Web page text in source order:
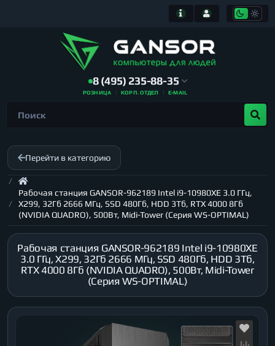
8 (495) 235-88-35
РОЗНИЦА КОРП. ОТДЕЛ E-MAIL
Перейти в категорию
Рабочая станция GANSOR-962189 Intel i9-10980XE 3.0 ГГц,
X299, 32Гб 2666 МГц, SSD 480Гб, HDD 3Тб, RTX 4000 8Гб
(NVIDIA QUADRO), 500Вт, Midi-Tower (Серия WS-OPTIMAL)
Рабочая станция GANSOR-962189 Intel i9-10980XE
3.0 ГГц, X299, 32Гб 2666 МГц, SSD 480Гб, HDD 3Тб,
RTX 4000 8Гб (NVIDIA QUADRO), 500Вт, Midi-Tower
(Серия WS-OPTIMAL)